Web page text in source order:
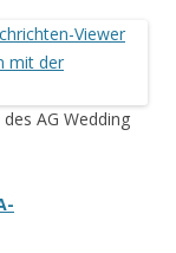
AG Wedding